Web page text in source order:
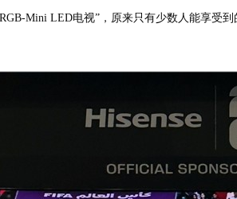
Mini LED电视”，原来只有少数人能享受